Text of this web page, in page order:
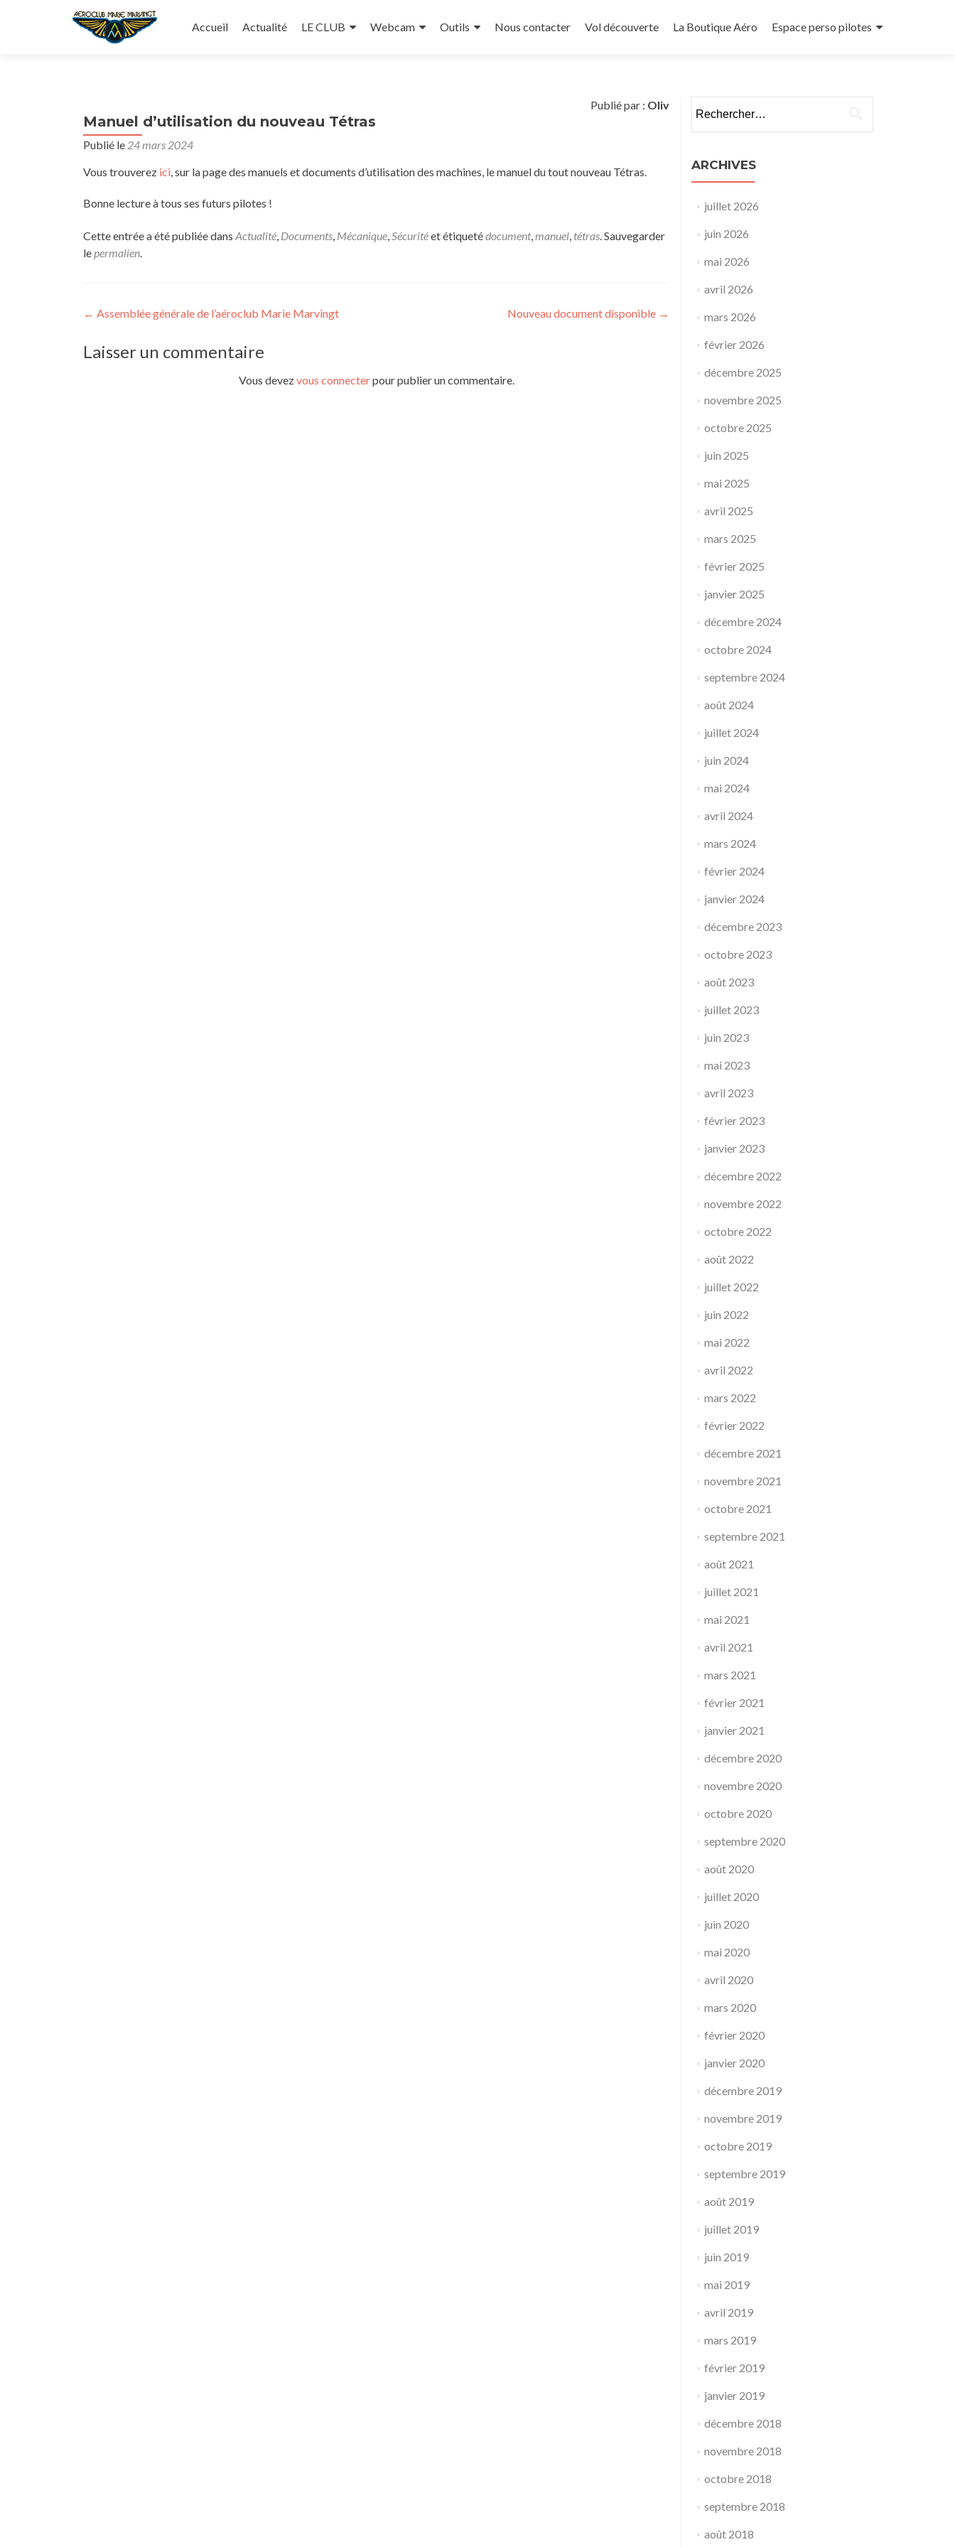
au
Accueil Actualité LE CLUB Webcam Outils Nous contacter Vol découverte La Boutique Aéro Espace perso pilotes
Publié par : Oliv
Manuel d’utilisation du nouveau Tétras
Publié le 24 mars 2024
Vous trouverez ici, sur la page des manuels et documents d’utilisation des machines, le manuel du tout nouveau Tétras.
Bonne lecture à tous ses futurs pilotes !
Cette entrée a été publiée dans Actualité, Documents, Mécanique,Sécuritéet étiquetédocument,manuel, tétras. Sauvegarder
lepermalien.
Navigation
de
l’article
← Assemblée générale de l’aéroclub Marie Marvingt Nouveau document disponible →
Laisser un commentaire
Vous devezvous connecterpour publier un commentaire.
ARCHIVES
juillet 2026
juin 2026
mai 2026
avril 2026
mars 2026
février 2026
décembre 2025
novembre 2025
octobre 2025
juin 2025
mai 2025
avril 2025
mars 2025
février 2025
janvier 2025
décembre 2024
octobre 2024
septembre 2024
août 2024
juillet 2024
juin 2024
mai 2024
avril 2024
mars 2024
février 2024
janvier 2024
décembre 2023
octobre 2023
août 2023
juillet 2023
juin 2023
mai 2023
avril 2023
février 2023
janvier 2023
décembre 2022
novembre 2022
octobre 2022
août 2022
juillet 2022
juin 2022
mai 2022
avril 2022
mars 2022
février 2022
décembre 2021
novembre 2021
octobre 2021
septembre 2021
août 2021
juillet 2021
mai 2021
avril 2021
mars 2021
février 2021
janvier 2021
décembre 2020
novembre 2020
octobre 2020
septembre 2020
août 2020
juillet 2020
juin 2020
mai 2020
avril 2020
mars 2020
février 2020
janvier 2020
décembre 2019
novembre 2019
octobre 2019
septembre 2019
août 2019
juillet 2019
juin 2019
mai 2019
avril 2019
mars 2019
février 2019
janvier 2019
décembre 2018
novembre 2018
octobre 2018
septembre 2018
août 2018